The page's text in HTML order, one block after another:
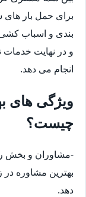
برای حمل بار
بندی و اسباب
و در نهایت
انجام می دهد.
ویژگی های
چیست؟
-مشاوران و بخش
بهترین مشاوره در
دهد.